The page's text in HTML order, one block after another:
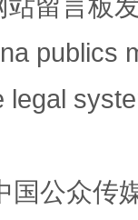
留言板
publics
legal
国公众传